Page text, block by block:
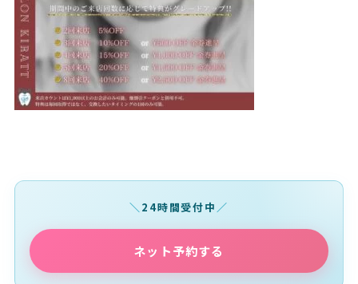
24時間受付中
ネット予約する